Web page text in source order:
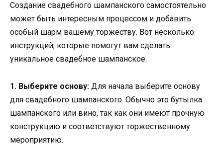
Создание свадебного шампанского самостоятельно
может быть интересным процессом и добавить
особый шарм вашему торжеству. Вот несколько
инструкций, которые помогут вам сделать
уникальное свадебное шампанское.
1. Выберите основу: Для начала выберите основу
для свадебного шампанского. Обычно это бутылка
шампанского или вино, так как они имеют прочную
конструкцию и соответствуют торжественному
мероприятию.